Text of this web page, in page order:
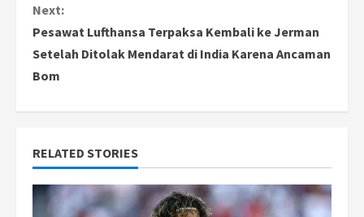
t
i
n
u
e
R
Next:
Pesawat Lufthansa Terpaksa Kembali ke Jerman
Setelah Ditolak Mendarat di India Karena Ancaman
Bom
RELATED STORIES